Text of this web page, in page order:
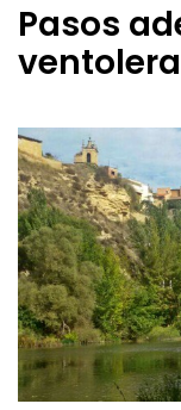
Pasos